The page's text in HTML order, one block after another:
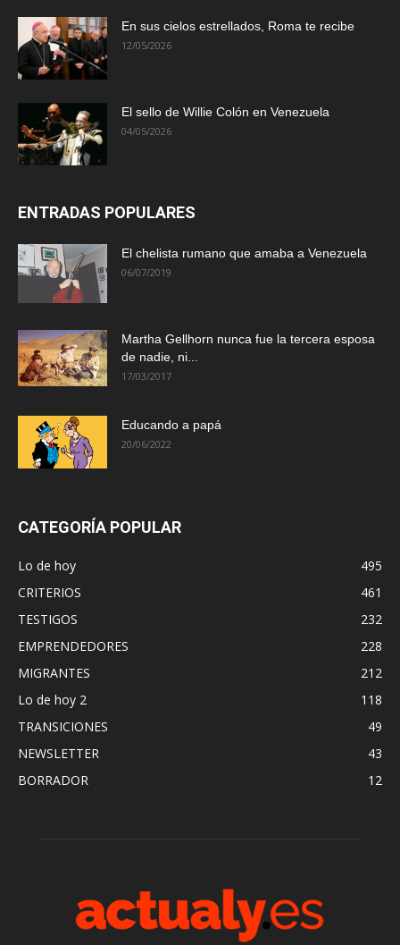
En sus cielos estrellados, Roma te recibe
12/05/2026
El sello de Willie Colón en Venezuela
04/05/2026
ENTRADAS POPULARES
El chelista rumano que amaba a Venezuela
06/07/2019
Martha Gellhorn nunca fue la tercera esposa
de nadie, ni...
17/03/2017
Educando a papá
20/06/2022
CATEGORÍA POPULAR
Lo de hoy
495
CRITERIOS
461
TESTIGOS
232
EMPRENDEDORES
228
MIGRANTES
212
Lo de hoy 2
118
TRANSICIONES
49
NEWSLETTER
43
BORRADOR
12